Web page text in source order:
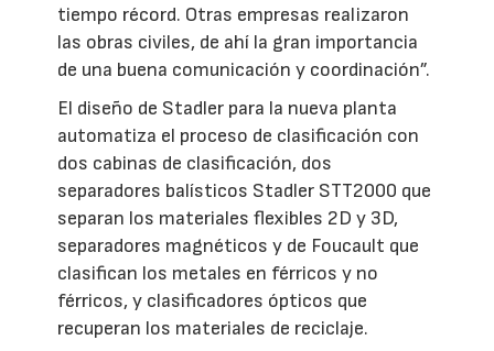
tiempo récord. Otras empresas realizaron
las obras civiles, de ahí la gran importancia
de una buena comunicación y coordinación”.
El diseño de Stadler para la nueva planta
automatiza el proceso de clasificación con
dos cabinas de clasificación, dos
separadores balísticos Stadler STT2000 que
separan los materiales flexibles 2D y 3D,
separadores magnéticos y de Foucault que
clasifican los metales en férricos y no
férricos, y clasificadores ópticos que
recuperan los materiales de reciclaje.